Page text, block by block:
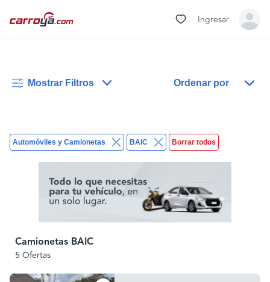
Ingresar
Mostrar Filtros Ordenar por
Automóviles y Camionetas BAIC Borrar todos
Camionetas BAIC
5 Ofertas